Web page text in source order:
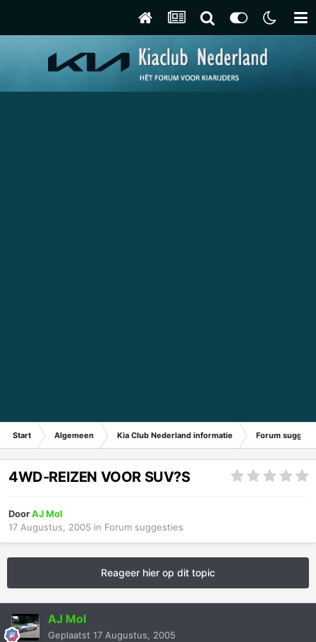
Start Algemeen Kia Club Nederland informatie Forum
4WD-REIZEN VOOR SUV?S
DoorAJ Mol
17 Augustus, 2005 in Forum suggesties
Reageer hier op dit topic
AJ Mol
Geplaatst 17 Augustus, 2005